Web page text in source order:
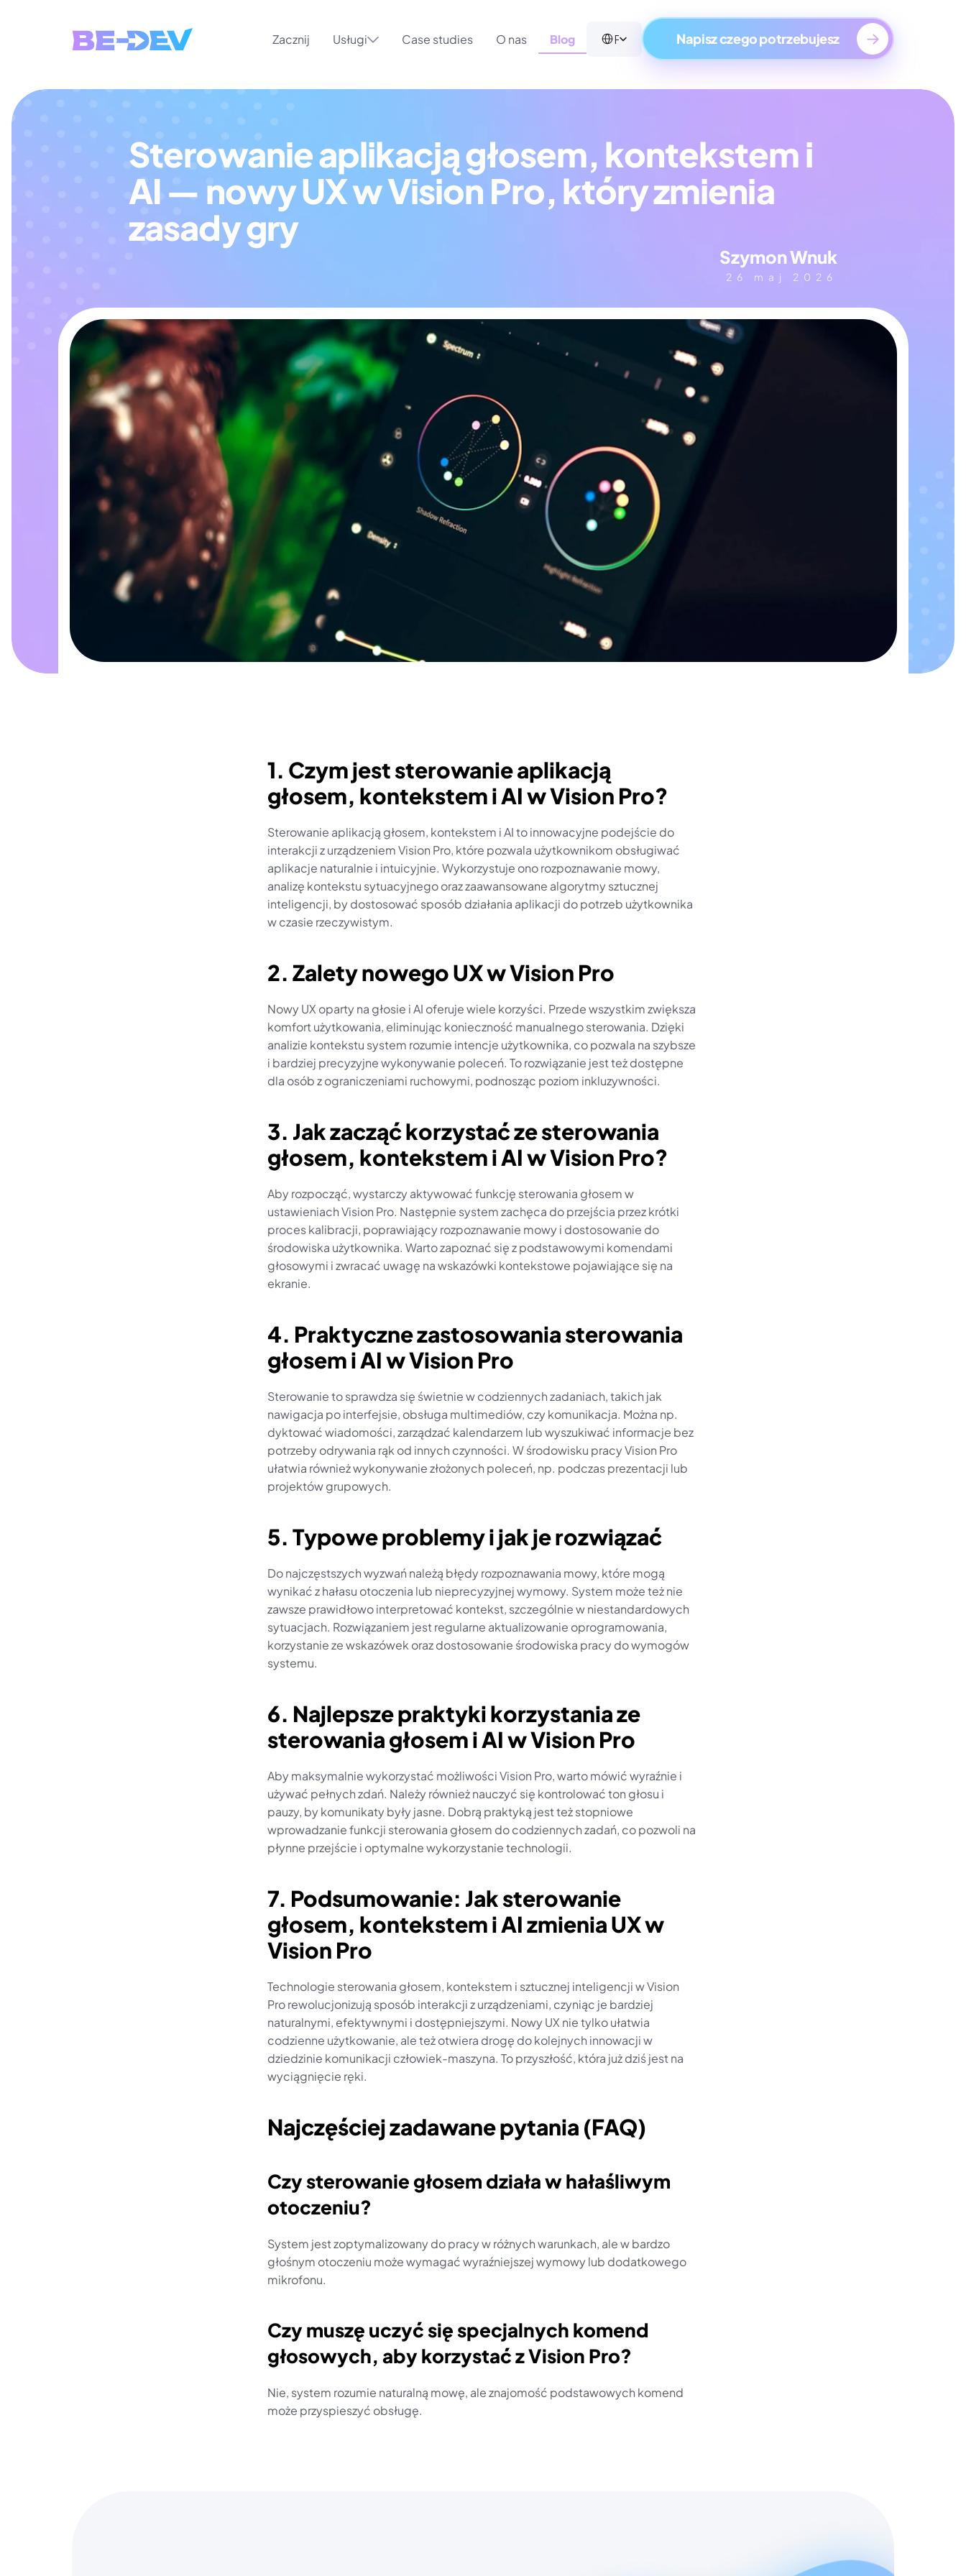
Zacznij Usługi O nas Blog
Case studies
Select Language
Polish (Poland) Napisz czego potrzebujesz
Sterowanie aplikacją głosem, kontekstem i
AI — nowy UX w Vision Pro, który zmienia
zasady gry
Szymon Wnuk
26 maj 2026
1. Czym jest sterowanie aplikacją
głosem, kontekstem i AI w Vision Pro?
Sterowanie aplikacją głosem, kontekstem i AI to innowacyjne podejście do
interakcji z urządzeniem Vision Pro, które pozwala użytkownikom obsługiwać
aplikacje naturalnie i intuicyjnie. Wykorzystuje ono rozpoznawanie mowy,
analizę kontekstu sytuacyjnego oraz zaawansowane algorytmy sztucznej
inteligencji, by dostosować sposób działania aplikacji do potrzeb użytkownika
w czasie rzeczywistym.
2. Zalety nowego UX w Vision Pro
Nowy UX oparty na głosie i AI oferuje wiele korzyści. Przede wszystkim zwiększa
komfort użytkowania, eliminując konieczność manualnego sterowania. Dzięki
analizie kontekstu system rozumie intencje użytkownika, co pozwala na szybsze
i bardziej precyzyjne wykonywanie poleceń. To rozwiązanie jest też dostępne
dla osób z ograniczeniami ruchowymi, podnosząc poziom inkluzywności.
3. Jak zacząć korzystać ze sterowania
głosem, kontekstem i AI w Vision Pro?
Aby rozpocząć, wystarczy aktywować funkcję sterowania głosem w
ustawieniach Vision Pro. Następnie system zachęca do przejścia przez krótki
proces kalibracji, poprawiający rozpoznawanie mowy i dostosowanie do
środowiska użytkownika. Warto zapoznać się z podstawowymi komendami
głosowymi i zwracać uwagę na wskazówki kontekstowe pojawiające się na
ekranie.
4. Praktyczne zastosowania sterowania
głosem i AI w Vision Pro
Sterowanie to sprawdza się świetnie w codziennych zadaniach, takich jak
nawigacja po interfejsie, obsługa multimediów, czy komunikacja. Można np.
dyktować wiadomości, zarządzać kalendarzem lub wyszukiwać informacje bez
potrzeby odrywania rąk od innych czynności. W środowisku pracy Vision Pro
ułatwia również wykonywanie złożonych poleceń, np. podczas prezentacji lub
projektów grupowych.
5. Typowe problemy i jak je rozwiązać
Do najczęstszych wyzwań należą błędy rozpoznawania mowy, które mogą
wynikać z hałasu otoczenia lub nieprecyzyjnej wymowy. System może też nie
zawsze prawidłowo interpretować kontekst, szczególnie w niestandardowych
sytuacjach. Rozwiązaniem jest regularne aktualizowanie oprogramowania,
korzystanie ze wskazówek oraz dostosowanie środowiska pracy do wymogów
systemu.
6. Najlepsze praktyki korzystania ze
sterowania głosem i AI w Vision Pro
Aby maksymalnie wykorzystać możliwości Vision Pro, warto mówić wyraźnie i
używać pełnych zdań. Należy również nauczyć się kontrolować ton głosu i
pauzy, by komunikaty były jasne. Dobrą praktyką jest też stopniowe
wprowadzanie funkcji sterowania głosem do codziennych zadań, co pozwoli na
płynne przejście i optymalne wykorzystanie technologii.
7. Podsumowanie: Jak sterowanie
głosem, kontekstem i AI zmienia UX w
Vision Pro
Technologie sterowania głosem, kontekstem i sztucznej inteligencji w Vision
Pro rewolucjonizują sposób interakcji z urządzeniami, czyniąc je bardziej
naturalnymi, efektywnymi i dostępniejszymi. Nowy UX nie tylko ułatwia
codzienne użytkowanie, ale też otwiera drogę do kolejnych innowacji w
dziedzinie komunikacji człowiek-maszyna. To przyszłość, która już dziś jest na
wyciągnięcie ręki.
Najczęściej zadawane pytania (FAQ)
Czy sterowanie głosem działa w hałaśliwym
otoczeniu?
System jest zoptymalizowany do pracy w różnych warunkach, ale w bardzo
głośnym otoczeniu może wymagać wyraźniejszej wymowy lub dodatkowego
mikrofonu.
Czy muszę uczyć się specjalnych komend
głosowych, aby korzystać z Vision Pro?
Nie, system rozumie naturalną mowę, ale znajomość podstawowych komend
może przyspieszyć obsługę.